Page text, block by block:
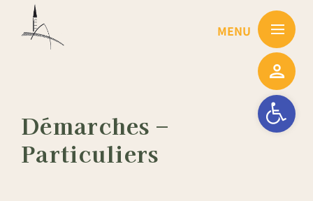
Ouvrir la
Démarches –
Particuliers